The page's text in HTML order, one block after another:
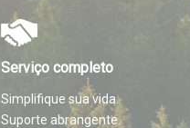
Serviço completo
Simplifique sua vida.
Suporte abrangente.